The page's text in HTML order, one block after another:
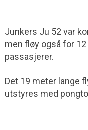
Junkers Ju 52 var
men fløy også for
passasjerer.
Det 19 meter lange
utstyres med